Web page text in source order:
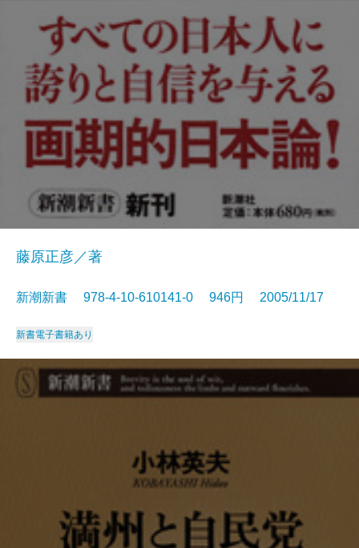
藤原正彦／著
新潮新書 978-4-10-610141-0 946円 2005/11/17
新書電子書籍あり